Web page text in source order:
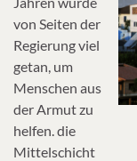
von Seiten der
Regierung viel
getan, um
Menschen aus
der Armut zu
helfen. die
Mittelschicht